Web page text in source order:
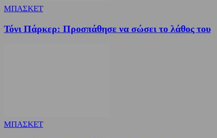
ΜΠΑΣΚΕΤ
Τόνι Πάρκερ: Προσπάθησε να σώσει το λάθος του
ΜΠΑΣΚΕΤ